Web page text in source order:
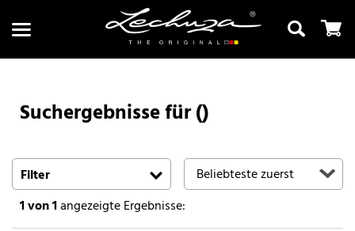
Suchergebnisse für ()
Filter
1von 1angezeigte Ergebnisse: